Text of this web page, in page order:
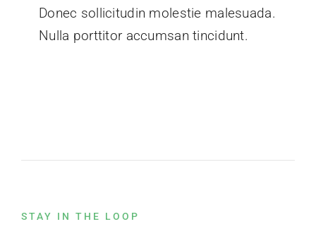
Donec sollicitudin molestie malesuada.
Nulla porttitor accumsan tincidunt.
STAY IN THE LOOP